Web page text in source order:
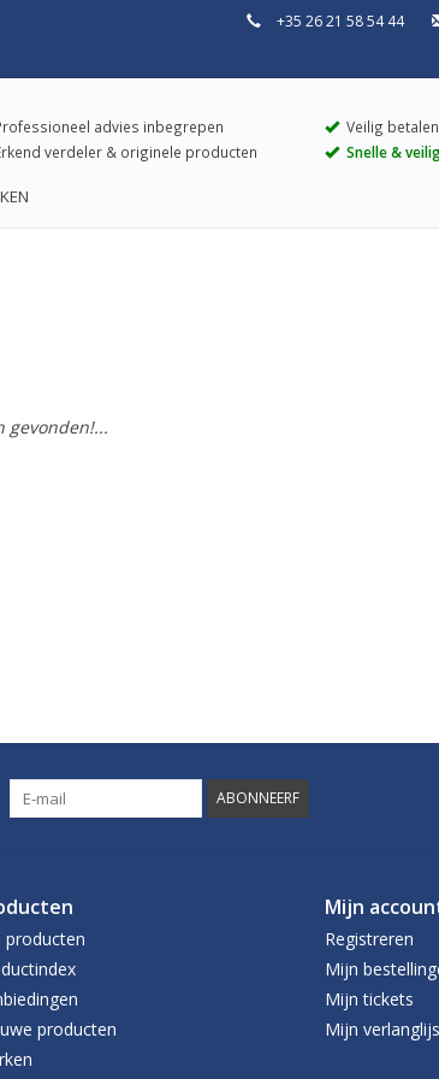
+35 26 21 58 54 44
advies inbegrepen
verdeler & originele producten
Veilig
Snelle &
gevonden!...
ABONNEERF
producten
producten
Mijn
Registreren
Mijn
Mijn tickets
Mijn